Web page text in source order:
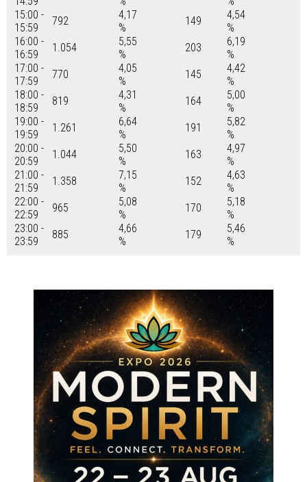
15:00 -
15:59
792
4,17
%
149
4,54
%
16:00 -
16:59
1.054
5,55
%
203
6,19
%
17:00 -
17:59
770
4,05
%
145
4,42
%
18:00 -
18:59
819
4,31
%
164
5,00
%
19:00 -
19:59
1.261
6,64
%
191
5,82
%
20:00 -
20:59
1.044
5,50
%
163
4,97
%
21:00 -
21:59
1.358
7,15
%
152
4,63
%
22:00 -
22:59
965
5,08
%
170
5,18
%
23:00 -
23:59
885
4,66
%
179
5,46
%